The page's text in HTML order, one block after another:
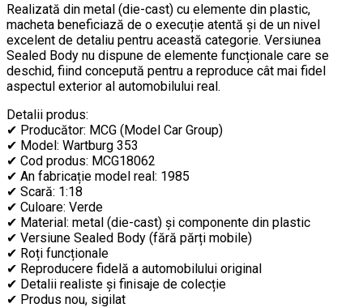
Realizată din metal (die-cast) cu elemente din plastic,
macheta beneficiază de o execuție atentă și de un nivel
excelent de detaliu pentru această categorie. Versiunea
Sealed Body nu dispune de elemente funcționale care se
deschid, fiind concepută pentru a reproduce cât mai fidel
aspectul exterior al automobilului real.
Detalii produs:
✔ Producător: MCG (Model Car Group)
✔ Model: Wartburg 353
✔ Cod produs: MCG18062
✔ An fabricație model real: 1985
✔ Scară: 1:18
✔ Culoare: Verde
✔ Material: metal (die-cast) și componente din plastic
✔ Versiune Sealed Body (fără părți mobile)
✔ Roți funcționale
✔ Reproducere fidelă a automobilului original
✔ Detalii realiste și finisaje de colecție
✔ Produs nou, sigilat